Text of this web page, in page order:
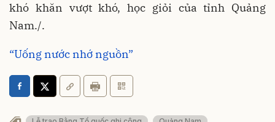
khó khăn vượt khó, học giỏi của tỉnh Quảng
Nam./.
“Uống nước nhớ nguồn”